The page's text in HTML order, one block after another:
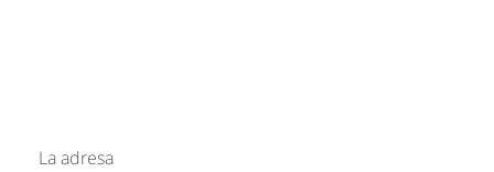
La adresa